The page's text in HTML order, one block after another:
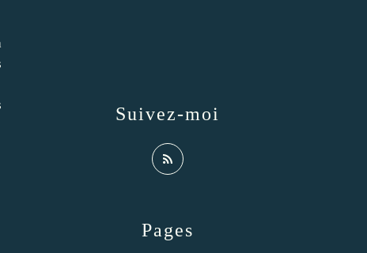
Pages
Suivez-moi